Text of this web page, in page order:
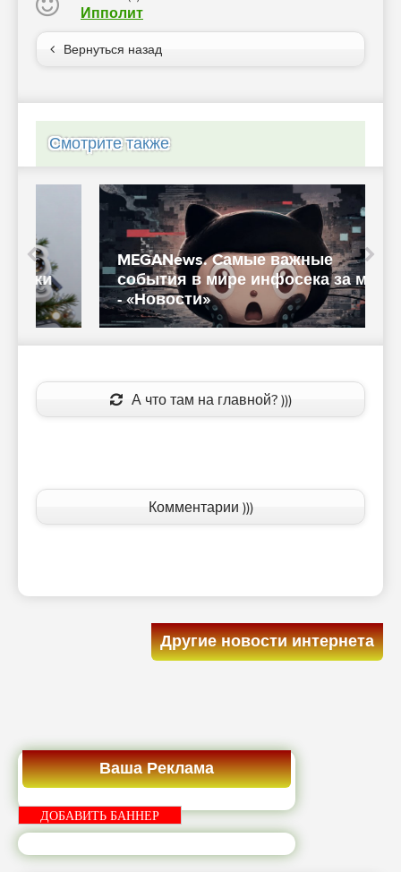
Ипполит
Вернуться назад
Смотрите также
MEGANews. Cамые важные
события в мире инфосека за май
- «Новости»
А что там на главной? )))
Комментарии )))
Другие новости интернета
Ваша Реклама
ДОБАВИТЬ БАННЕР